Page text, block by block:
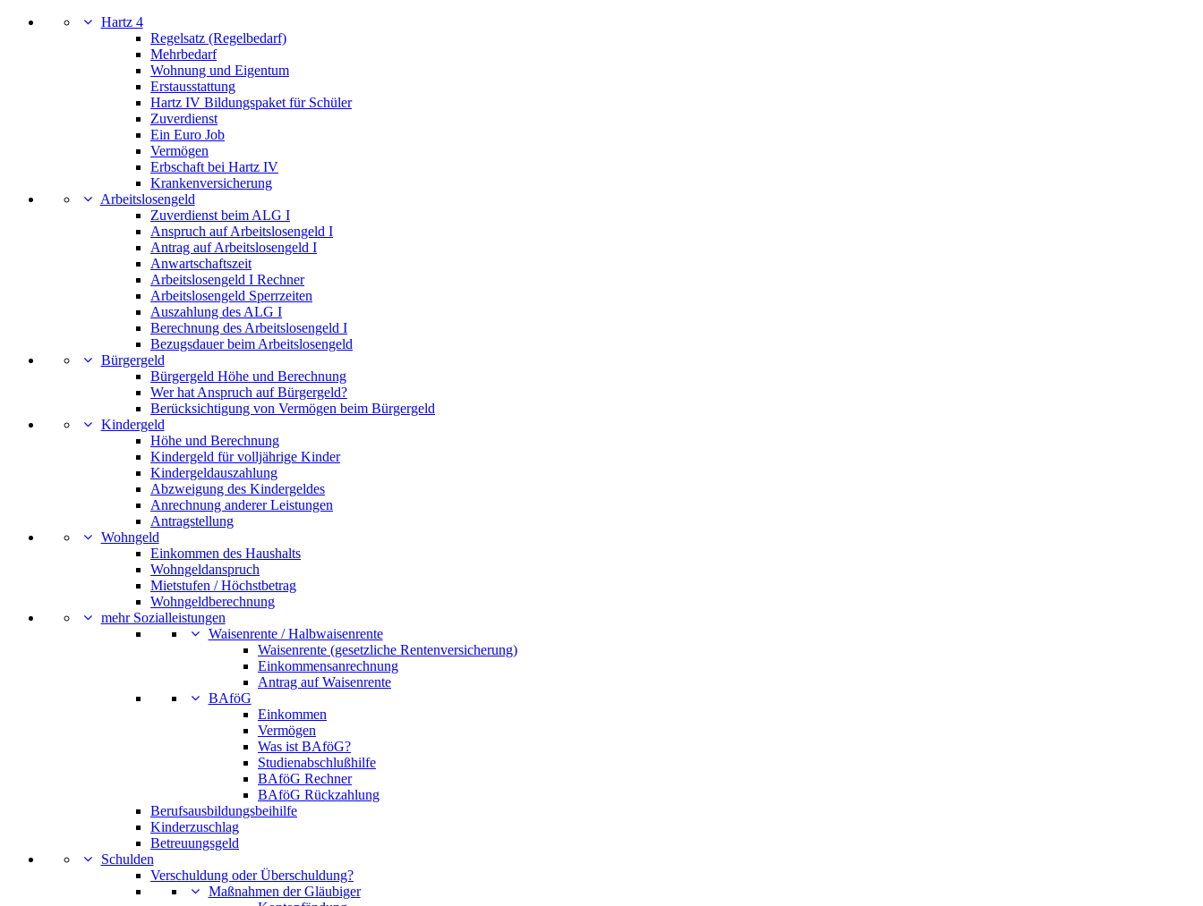
Hartz 4
Regelsatz (Regelbedarf)
Mehrbedarf
Wohnung und Eigentum
Erstausstattung
Hartz IV Bildungspaket für Schüler
Zuverdienst
Ein Euro Job
Vermögen
Erbschaft bei Hartz IV
Krankenversicherung
Arbeitslosengeld
Zuverdienst beim ALG I
Anspruch auf Arbeitslosengeld I
Antrag auf Arbeitslosengeld I
Anwartschaftszeit
Arbeitslosengeld I Rechner
Arbeitslosengeld Sperrzeiten
Auszahlung des ALG I
Berechnung des Arbeitslosengeld I
Bezugsdauer beim Arbeitslosengeld
Bürgergeld
Bürgergeld Höhe und Berechnung
Wer hat Anspruch auf Bürgergeld?
Berücksichtigung von Vermögen beim Bürgergeld
Kindergeld
Höhe und Berechnung
Kindergeld für volljährige Kinder
Kindergeldauszahlung
Abzweigung des Kindergeldes
Anrechnung anderer Leistungen
Antragstellung
Wohngeld
Einkommen des Haushalts
Wohngeldanspruch
Mietstufen / Höchstbetrag
Wohngeldberechnung
mehr Sozialleistungen
Waisenrente / Halbwaisenrente
Waisenrente (gesetzliche Rentenversicherung)
Einkommensanrechnung
Antrag auf Waisenrente
BAföG
Einkommen
Vermögen
Was ist BAföG?
Studienabschlußhilfe
BAföG Rechner
BAföG Rückzahlung
Berufsausbildungsbeihilfe
Kinderzuschlag
Betreuungsgeld
Schulden
Verschuldung oder Überschuldung?
Maßnahmen der Gläubiger